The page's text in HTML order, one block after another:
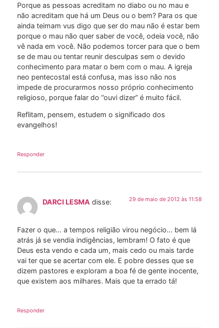
Porque as pessoas acreditam no diabo ou no mau e
não acreditam que há um Deus ou o bem? Para os que
ainda teimam vus digo que ser do mau não é estar bem
porque o mau não quer saber de você, odeia você, não
vê nada em você. Não podemos torcer para que o bem
se de mau ou tentar reunir desculpas sem o devido
conhecimento para matar o bem com o mau. A igreja
neo pentecostal está confusa, mas isso não nos
impede de procurarmos nosso próprio conhecimento
religioso, porque falar do “ouvi dizer” é muito fácil.
Reflitam, pensem, estudem o significado dos
evangelhos!
Responder
DARCI LESMA disse: 29 de maio de 2012 às 11:58
Fazer o que… a tempos religião virou negócio… bem lá
atrás já se vendia indigências, lembram! O fato é que
Deus esta vendo e cada um, mais cedo ou mais tarde
vai ter que se acertar com ele. E pobre desses que se
dizem pastores e exploram a boa fé de gente inocente,
que existem aos milhares. Mais que ta errado tá!
Responder